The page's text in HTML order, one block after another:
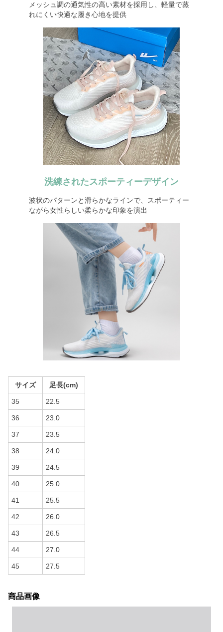
メッシュ調の通気性の高い素材を採用し、軽量で蒸
れにくい快適な履き心地を提供
洗練されたスポーティーデザイン
波状のパターンと滑らかなラインで、スポーティー
ながら女性らしい柔らかな印象を演出
サイズ 足長(cm)
35 22.5
36 23.0
37 23.5
38 24.0
39 24.5
40 25.0
41 25.5
42 26.0
43 26.5
44 27.0
45 27.5
商品画像